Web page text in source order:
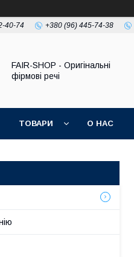
40-74 +380 (96) 445-74-38
FAIR-SHOP - Оригінальні
фірмові речі
ТОВАРИ О НАС